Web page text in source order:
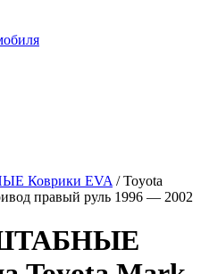
Коврики EVA / Toyota
правый руль 1996 — 2002